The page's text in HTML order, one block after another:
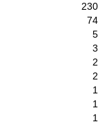
230
74
5
3
2
2
1
1
1